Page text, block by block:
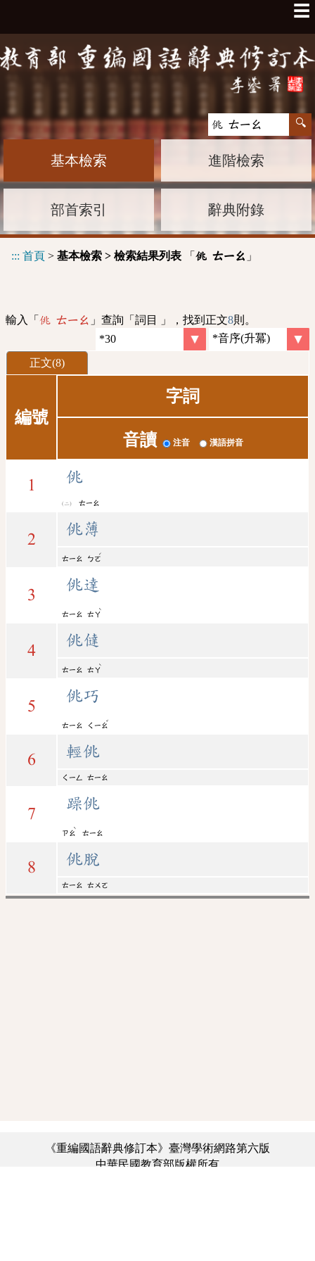
☰
基本檢索 進階檢索
部首索引 辭典附錄
::: 首頁 > 基本檢索 > 檢索結果列表 「 佻 ㄊㄧㄠ 」
輸入「 佻 ㄊㄧㄠ 」查詢「詞目 」，找到正文8則。
正文(8)
編號
字詞
音讀 注音 漢語拼音
1 佻
ㄊㄧㄠ
2
佻薄
ㄊㄧㄠ ㄅㄛ
ˊ
3
佻達
ㄊㄧㄠ ㄊㄚ
ˋ
4
佻㒓
ㄊㄧㄠ ㄊㄚ
ˋ
5
佻巧
ㄊㄧㄠ ㄑㄧㄠ
ˇ
6 輕佻
ㄑㄧㄥ ㄊㄧㄠ
7
躁佻
ㄗㄠ
ˋ
ㄊㄧㄠ
8 佻脫
ㄊㄧㄠ ㄊㄨㄛ
《重編國語辭典修訂本》臺灣學術網路第六版
中華民國教育部版權所有